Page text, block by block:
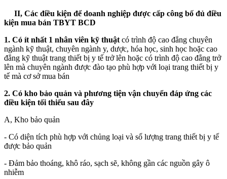
II, Các điều kiện để doanh nghiệp được cấp công bố đủ điều
kiện mua bán TBYT BCD
1. Có ít nhất 1 nhân viên kỹ thuật có trình độ cao đẳng chuyên
ngành kỹ thuật, chuyên ngành y, dược, hóa học, sinh học hoặc cao
đẳng kỹ thuật trang thiết bị y tế trở lên hoặc có trình độ cao đẳng trở
lên mà chuyên ngành được đào tạo phù hợp với loại trang thiết bị y
tế mà cơ sở mua bán
2. Có kho bảo quản và phương tiện vận chuyển đáp ứng các
điều kiện tối thiểu sau đây
A, Kho bảo quản
- Có diện tích phù hợp với chủng loại và số lượng trang thiết bị y tế
được bảo quản
- Đảm bảo thoáng, khô ráo, sạch sẽ, không gần các nguồn gây ô
nhiễm